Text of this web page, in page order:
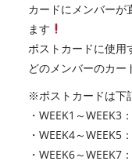
カードにメンバーが
ます
ポストカードに使用
どのメンバーのカー
※ポストカードは下
・WEEK1～WEEK3
・WEEK4～WEEK5
・WEEK6～WEEK7